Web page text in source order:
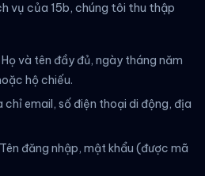
vụ của 15b, chúng tôi thu thập
Họ và tên đầy đủ, ngày tháng năm
hộ chiếu.
chỉ email, số điện thoại di động, địa
Tên đăng nhập, mật khẩu (được mã